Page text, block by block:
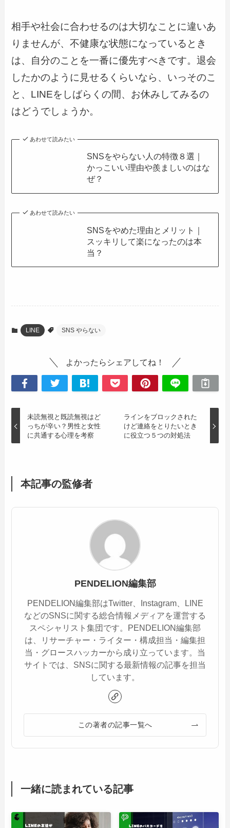
相手や社会に合わせるのは大切なことに違いあ
りませんが、不健康な状態になっているとき
は、自分のことを一番に優先すべきです。退会
したかのように見せるくらいなら、いっそのこ
と、LINEをしばらくの間、お休みしてみるの
はどうでしょうか。
あわせて読みたい
SNSをやらない人の特徴８選｜
かっこいい理由や羨ましいのはな
ぜ？
あわせて読みたい
SNSをやめた理由とメリット｜
スッキリして楽になったのは本
当？
LINE SNS やらない
よかったらシェアしてね！
未読無視と既読無視はど
っちが辛い？男性と女性
に共通する心理を考察
ラインをブロックされた
けど連絡をとりたいとき
に役立つ５つの対処法
本記事の監修者
PENDELION編集部
PENDELION編集部はTwitter、Instagram、LINE
などのSNSに関する総合情報メディアを運営する
スペシャリスト集団です。PENDELION編集部
は、リサーチャー・ライター・構成担当・編集担
当・グロースハッカーから成り立っています。当
サイトでは、SNSに関する最新情報の記事を担当
しています。
この著者の記事一覧へ
一緒に読まれている記事